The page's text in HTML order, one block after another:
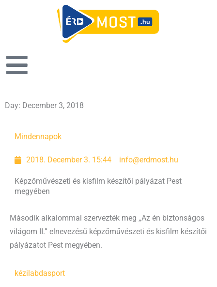
Day: December 3, 2018
Mindennapok
2018. December 3. 15:44 info@erdmost.hu
Képzőművészeti és kisfilm készítői pályázat Pest
megyében
Második alkalommal szervezték meg „Az én biztonságos
világom II.” elnevezésű képzőművészeti és kisfilm készítői
pályázatot Pest megyében.
kézilabdasport